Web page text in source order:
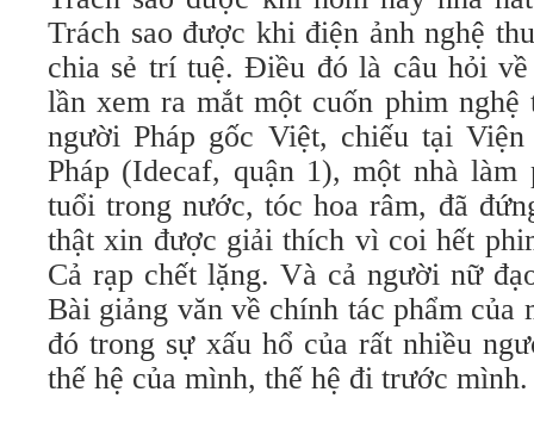
Trách sao được khi điện ảnh nghệ
chia sẻ trí tuệ. Điều đó là câu hỏi
lần xem ra mắt một cuốn phim nghệ
người Pháp gốc Việt, chiếu tại
Pháp (Idecaf, quận 1), một nhà
tuổi trong nước, tóc hoa râm, đã
thật xin được giải thích vì coi hết
Cả rạp chết lặng. Và cả người nữ
Bài giảng văn về chính tác phẩm
đó trong sự xấu hổ của rất nhiều
thế hệ của mình, thế hệ đi trước mình.